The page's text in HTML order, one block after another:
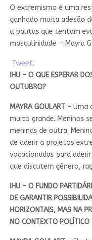
O extremismo é uma
ganhado muita adesão
a pautas que tentam
masculinidade — Mayra
Tweet.
IHU – O QUE ESPERAR
OUTUBRO?
MAYRA GOULART –Uma
muito grande. Meninos
meninas de outra.
de aderir a projetos
vocacionadas para
que discutem gênero,
IHU – O FUNDO
DE GARANTIR
HORIZONTAIS, MAS NA
NO CONTEXTO POLÍTICO